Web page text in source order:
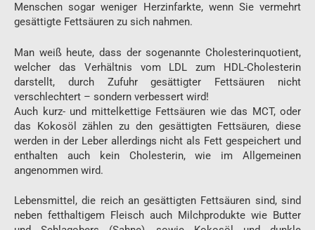
Menschen sogar weniger Herzinfarkte, wenn Sie vermehrt
gesättigte Fettsäuren zu sich nahmen.
Man weiß heute, dass der sogenannte Cholesterinquotient,
welcher das Verhältnis vom LDL zum HDL-Cholesterin
darstellt, durch Zufuhr gesättigter Fettsäuren nicht
verschlechtert – sondern verbessert wird!
Auch kurz- und mittelkettige Fettsäuren wie das MCT, oder
das Kokosöl zählen zu den gesättigten Fettsäuren, diese
werden in der Leber allerdings nicht als Fett gespeichert und
enthalten auch kein Cholesterin, wie im Allgemeinen
angenommen wird.
Lebensmittel, die reich an gesättigten Fettsäuren sind, sind
neben fetthaltigem Fleisch auch Milchprodukte wie Butter